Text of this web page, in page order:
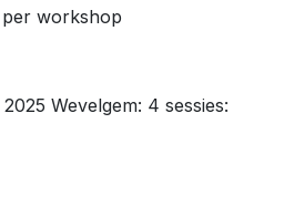
workshop
Wevelgem: 4 sessies: